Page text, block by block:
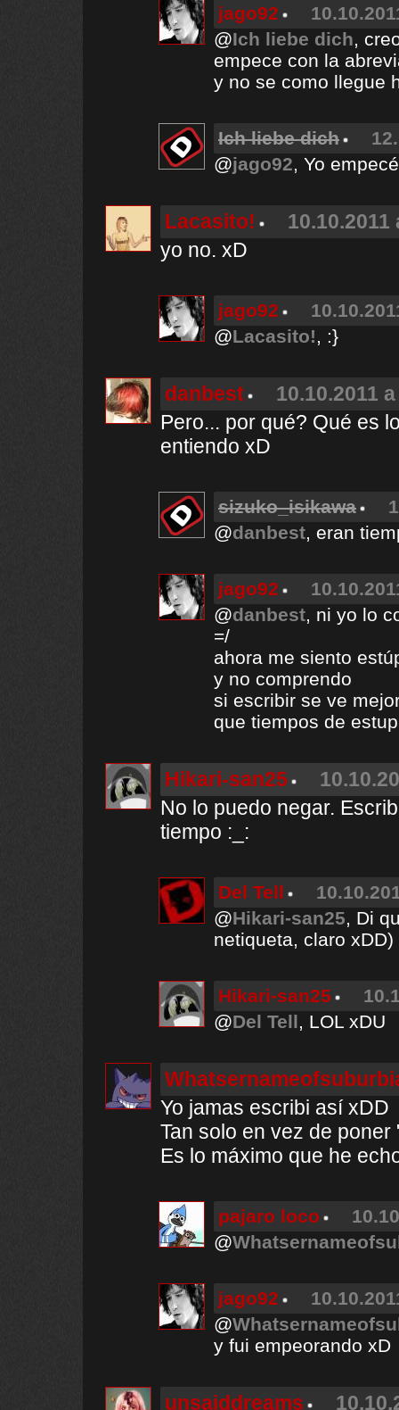
jago92
@Ich liebe dich,
empece con la
y no se como llegue
Ich liebe dich
@jago92, Yo
Lacasito!
10.10.2011
yo no. xD
jago92
@Lacasito!, :}
danbest
10.10.2011
Pero... por qué? Qué es
entiendo xD
sizuko_isikawa
@danbest, eran
jago92
@danbest, ni yo lo
=/
ahora me siento
y no comprendo
si escribir se ve
que tiempos de
Hikari-san25
No lo puedo negar.
tiempo :_:
Del Tell
@Hikari-san25, Di
netiqueta, claro xDD)
Hikari-san25
@Del Tell, LOL xDU
Yo jamas escribi así xDD
Tan solo en vez de
Es lo máximo que he
pajaro loco
@
jago92
@
y fui empeorando xD
unsaiddreams